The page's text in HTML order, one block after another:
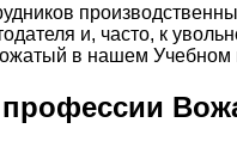
и, часто, к
в нашем Учебном